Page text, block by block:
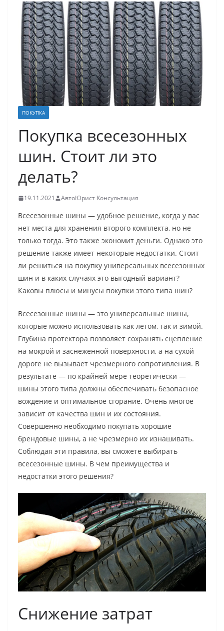
ПОКУПКА
Покупка всесезонных
шин. Стоит ли это
делать?
19.11.2021 АвтоЮрист Консультация
Всесезонные шины — удобное решение, когда у вас
нет места для хранения второго комплекта, но не
только тогда. Это также экономит деньги. Однако это
решение также имеет некоторые недостатки. Стоит
ли решиться на покупку универсальных всесезонных
шин и в каких случаях это выгодный вариант?
Каковы плюсы и минусы покупки этого типа шин?
Всесезонные шины — это универсальные шины,
которые можно использовать как летом, так и зимой.
Глубина протектора позволяет сохранять сцепление
на мокрой и заснеженной поверхности, а на сухой
дороге не вызывает чрезмерного сопротивления. В
результате — по крайней мере теоретически —
шины этого типа должны обеспечивать безопасное
вождение и оптимальное сгорание. Очень многое
зависит от качества шин и их состояния.
Совершенно необходимо покупать хорошие
брендовые шины, а не чрезмерно их изнашивать.
Соблюдая эти правила, вы сможете выбирать
всесезонные шины. В чем преимущества и
недостатки этого решения?
Снижение затрат